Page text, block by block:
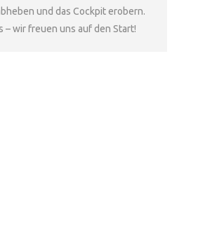
und das Cockpit erobern.
– wir freuen uns auf den Start!